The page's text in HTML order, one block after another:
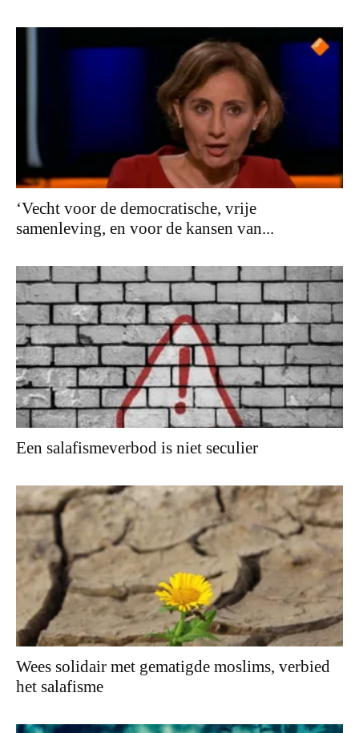
‘Vecht voor de democratische, vrije
samenleving, en voor de kansen van...
Een salafismeverbod is niet seculier
Wees solidair met gematigde moslims, verbied
het salafisme